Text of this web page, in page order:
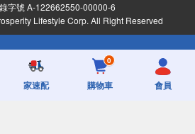
字號 A-122662550-00000-6
Lifestyle Corp. All Right Reserved
家速配
0
購物車 會員